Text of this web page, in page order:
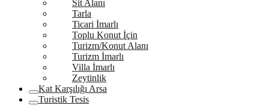
Sit Alanı
Tarla
Ticari İmarlı
Toplu Konut İçin
Turizm/Konut Alanı
Turizm İmarlı
Villa İmarlı
Zeytinlik
Kat Karşılığı Arsa
Turistik Tesis